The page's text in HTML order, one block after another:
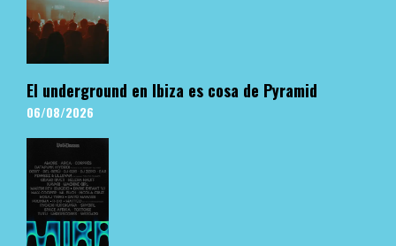
El underground en Ibiza es cosa de Pyramid
06/08/2026